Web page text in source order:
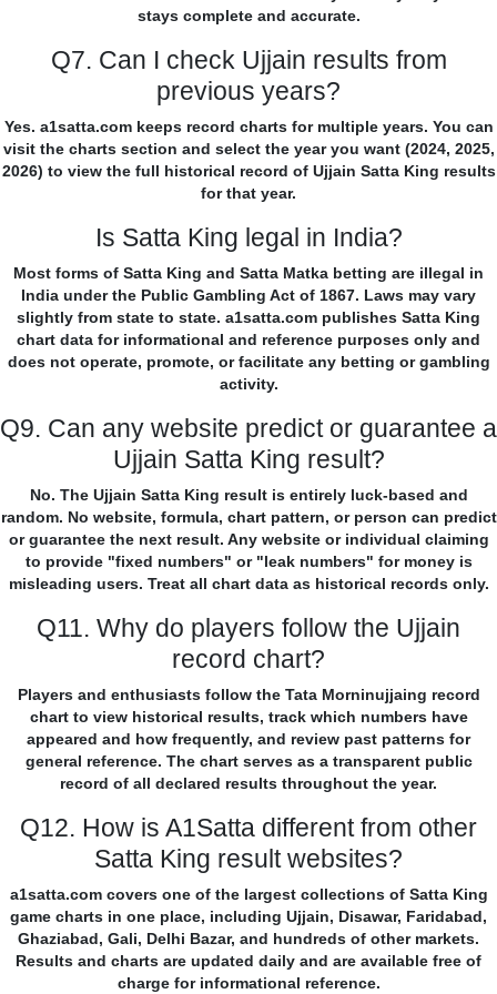
stays complete and accurate.
Q7. Can I check Ujjain results from
previous years?
Yes. a1satta.com keeps record charts for multiple years. You can
visit the charts section and select the year you want (2024, 2025,
2026) to view the full historical record of Ujjain Satta King results
for that year.
Is Satta King legal in India?
Most forms of Satta King and Satta Matka betting are illegal in
India under the Public Gambling Act of 1867. Laws may vary
slightly from state to state. a1satta.com publishes Satta King
chart data for informational and reference purposes only and
does not operate, promote, or facilitate any betting or gambling
activity.
Q9. Can any website predict or guarantee a
Ujjain Satta King result?
No. The Ujjain Satta King result is entirely luck-based and
random. No website, formula, chart pattern, or person can predict
or guarantee the next result. Any website or individual claiming
to provide "fixed numbers" or "leak numbers" for money is
misleading users. Treat all chart data as historical records only.
Q11. Why do players follow the Ujjain
record chart?
Players and enthusiasts follow the Tata Morninujjaing record
chart to view historical results, track which numbers have
appeared and how frequently, and review past patterns for
general reference. The chart serves as a transparent public
record of all declared results throughout the year.
Q12. How is A1Satta different from other
Satta King result websites?
a1satta.com covers one of the largest collections of Satta King
game charts in one place, including Ujjain, Disawar, Faridabad,
Ghaziabad, Gali, Delhi Bazar, and hundreds of other markets.
Results and charts are updated daily and are available free of
charge for informational reference.